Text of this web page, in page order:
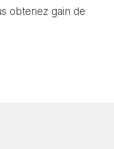
obtenez gain de